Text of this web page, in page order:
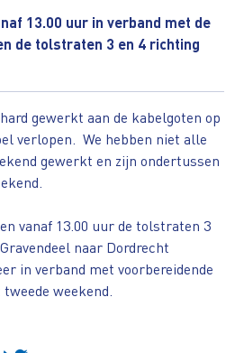
13.00 uur in verband met de
de tolstraten 3 en 4 richting
gewerkt aan de kabelgoten op
verlopen. We hebben niet alle
gewerkt en zijn ondertussen
vanaf 13.00 uur de tolstraten 3
naar Dordrecht
in verband met voorbereidende
weekend.